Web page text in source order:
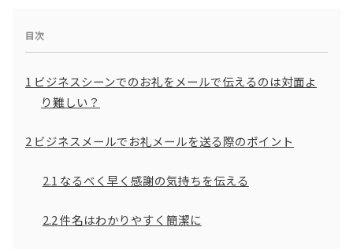
目次
1 ビジネスシーンでのお礼をメールで伝えるのは対面よ
り難しい？
2 ビジネスメールでお礼メールを送る際のポイント
2.1 なるべく早く感謝の気持ちを伝える
2.2件名はわかりやすく簡潔に